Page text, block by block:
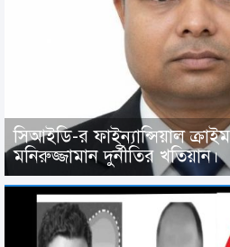
সিআইডি-র ফাইন্যান্সিয়াল
মনিরুজ্জামান দুর্নীতির খতিয়ান।